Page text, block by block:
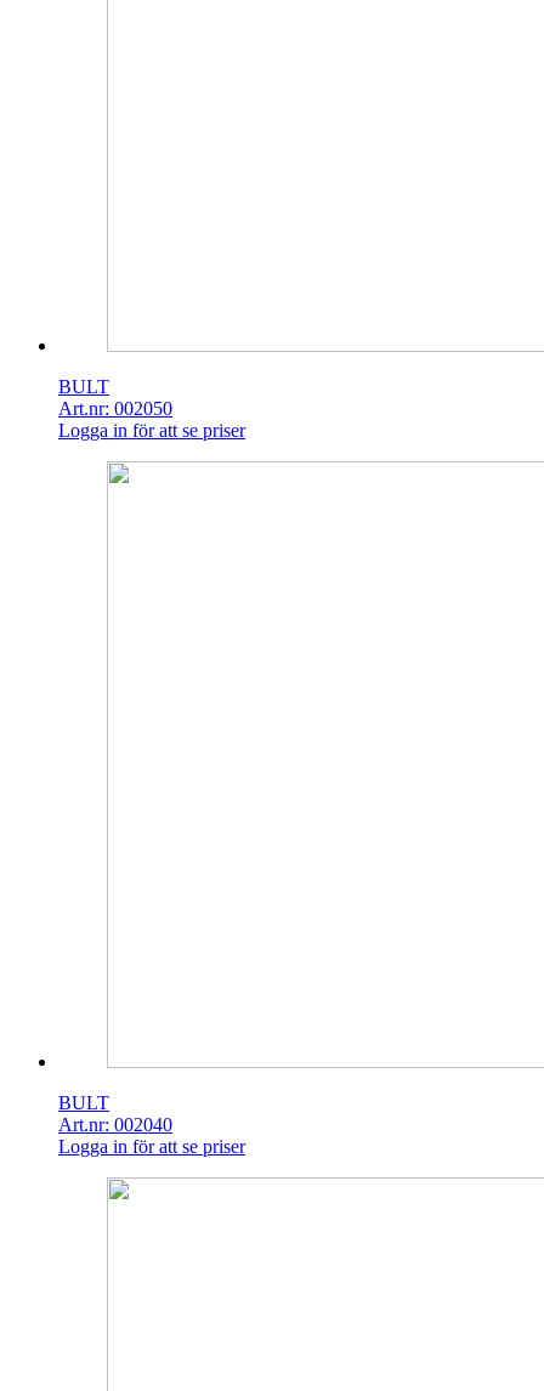
BULT
Art.nr: 002050
Logga in för att se priser
BULT
Art.nr: 002040
Logga in för att se priser